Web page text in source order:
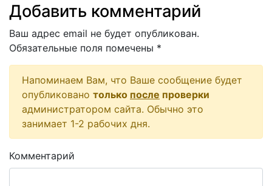
Добавить комментарий
Ваш адрес email не будет опубликован.
Обязательные поля помечены *
Напоминаем Вам, что Ваше сообщение будет
опубликовано только после проверки
администратором сайта. Обычно это
занимает 1-2 рабочих дня.
Комментарий